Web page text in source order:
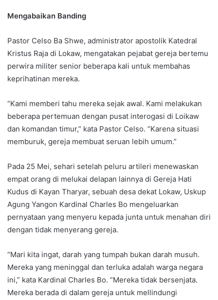
Mengabaikan Banding
Pastor Celso Ba Shwe, administrator apostolik Katedral
Kristus Raja di Lokaw, mengatakan pejabat gereja bertemu
perwira militer senior beberapa kali untuk membahas
keprihatinan mereka.
“Kami memberi tahu mereka sejak awal. Kami melakukan
beberapa pertemuan dengan pusat interogasi di Loikaw
dan komandan timur,” kata Pastor Celso. “Karena situasi
memburuk, gereja membuat seruan lebih umum.”
Pada 25 Mei, sehari setelah peluru artileri menewaskan
empat orang di melukai delapan lainnya di Gereja Hati
Kudus di Kayan Tharyar, sebuah desa dekat Lokaw, Uskup
Agung Yangon Kardinal Charles Bo mengeluarkan
pernyataan yang menyeru kepada junta untuk menahan diri
dengan tidak menyerang gereja.
“Mari kita ingat, darah yang tumpah bukan darah musuh.
Mereka yang meninggal dan terluka adalah warga negara
ini,” kata Kardinal Charles Bo. “Mereka tidak bersenjata.
Mereka berada di dalam gereja untuk mellindungi